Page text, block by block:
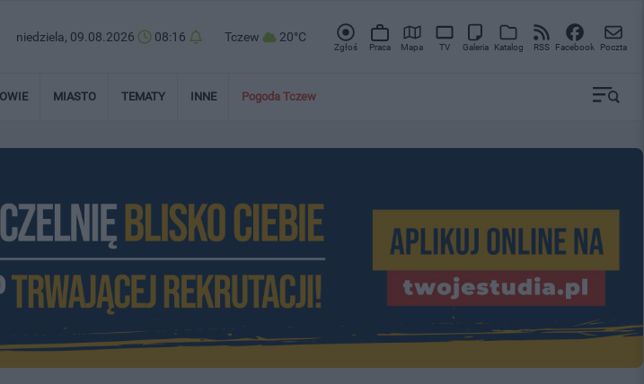
niedziela, 09.08.2026 08:16 Tczew 20°C
Zgłoś Praca Mapa TV Galeria Katalog RSS Facebook Poczta
MIASTO TEMATY INNE Pogoda Tczew